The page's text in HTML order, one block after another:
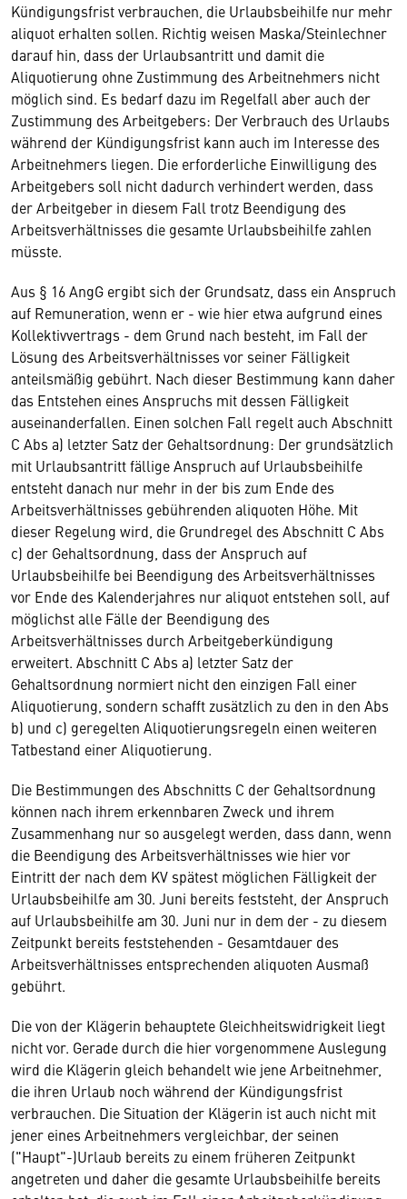
Kündigungsfrist verbrauchen, die Urlaubsbeihilfe nur mehr
aliquot erhalten sollen. Richtig weisen Maska/Steinlechner
darauf hin, dass der Urlaubsantritt und damit die
Aliquotierung ohne Zustimmung des Arbeitnehmers nicht
möglich sind. Es bedarf dazu im Regelfall aber auch der
Zustimmung des Arbeitgebers: Der Verbrauch des Urlaubs
während der Kündigungsfrist kann auch im Interesse des
Arbeitnehmers liegen. Die erforderliche Einwilligung des
Arbeitgebers soll nicht dadurch verhindert werden, dass
der Arbeitgeber in diesem Fall trotz Beendigung des
Arbeitsverhältnisses die gesamte Urlaubsbeihilfe zahlen
müsste.
Aus § 16 AngG ergibt sich der Grundsatz, dass ein Anspruch
auf Remuneration, wenn er - wie hier etwa aufgrund eines
Kollektivvertrags - dem Grund nach besteht, im Fall der
Lösung des Arbeitsverhältnisses vor seiner Fälligkeit
anteilsmäßig gebührt. Nach dieser Bestimmung kann daher
das Entstehen eines Anspruchs mit dessen Fälligkeit
auseinanderfallen. Einen solchen Fall regelt auch Abschnitt
C Abs a) letzter Satz der Gehaltsordnung: Der grundsätzlich
mit Urlaubsantritt fällige Anspruch auf Urlaubsbeihilfe
entsteht danach nur mehr in der bis zum Ende des
Arbeitsverhältnisses gebührenden aliquoten Höhe. Mit
dieser Regelung wird, die Grundregel des Abschnitt C Abs
c) der Gehaltsordnung, dass der Anspruch auf
Urlaubsbeihilfe bei Beendigung des Arbeitsverhältnisses
vor Ende des Kalenderjahres nur aliquot entstehen soll, auf
möglichst alle Fälle der Beendigung des
Arbeitsverhältnisses durch Arbeitgeberkündigung
erweitert. Abschnitt C Abs a) letzter Satz der
Gehaltsordnung normiert nicht den einzigen Fall einer
Aliquotierung, sondern schafft zusätzlich zu den in den Abs
b) und c) geregelten Aliquotierungsregeln einen weiteren
Tatbestand einer Aliquotierung.
Die Bestimmungen des Abschnitts C der Gehaltsordnung
können nach ihrem erkennbaren Zweck und ihrem
Zusammenhang nur so ausgelegt werden, dass dann, wenn
die Beendigung des Arbeitsverhältnisses wie hier vor
Eintritt der nach dem KV spätest möglichen Fälligkeit der
Urlaubsbeihilfe am 30. Juni bereits feststeht, der Anspruch
auf Urlaubsbeihilfe am 30. Juni nur in dem der - zu diesem
Zeitpunkt bereits feststehenden - Gesamtdauer des
Arbeitsverhältnisses entsprechenden aliquoten Ausmaß
gebührt.
Die von der Klägerin behauptete Gleichheitswidrigkeit liegt
nicht vor. Gerade durch die hier vorgenommene Auslegung
wird die Klägerin gleich behandelt wie jene Arbeitnehmer,
die ihren Urlaub noch während der Kündigungsfrist
verbrauchen. Die Situation der Klägerin ist auch nicht mit
jener eines Arbeitnehmers vergleichbar, der seinen
("Haupt"-)Urlaub bereits zu einem früheren Zeitpunkt
angetreten und daher die gesamte Urlaubsbeihilfe bereits